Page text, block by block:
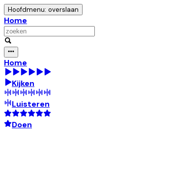
Hoofdmenu: overslaan
Home
Home
Kijken
Luisteren
Doen